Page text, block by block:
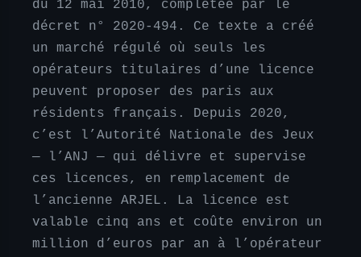
du 12 mai 2010, complétée par le
décret n° 2020-494. Ce texte a créé
un marché régulé où seuls les
opérateurs titulaires d’une licence
peuvent proposer des paris aux
résidents français. Depuis 2020,
c’est l’Autorité Nationale des Jeux
— l’ANJ — qui délivre et supervise
ces licences, en remplacement de
l’ancienne ARJEL. La licence est
valable cinq ans et coûte environ un
million d’euros par an à l’opérateur